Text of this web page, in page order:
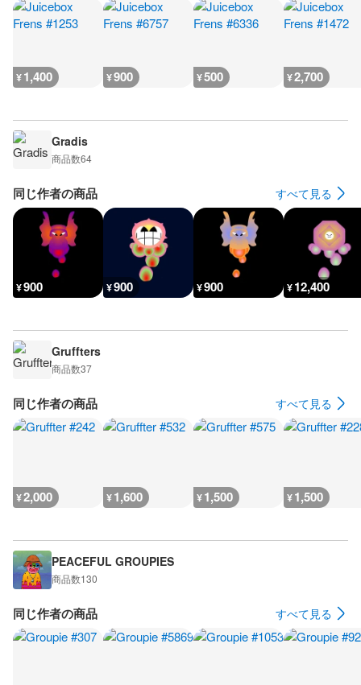
¥1,400 ¥900 ¥500 ¥2,700
Gradis
商品数64
同じ作者の商品 すべて見る
¥900 ¥900 ¥900 ¥12,400
Gruffters
商品数37
同じ作者の商品 すべて見る
¥2,000 ¥1,600 ¥1,500 ¥1,500
PEACEFUL GROUPIES
商品数130
同じ作者の商品 すべて見る